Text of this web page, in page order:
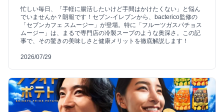
忙しい毎日、「手軽に腸活したいけど手間はかけたくない」と悩ん
でいませんか？朗報です！セブン‐イレブンから、bacterico監修の
「セブンカフェ スムージー」が登場。特に「フルーツガスパチョス
ムージー」は、まるで専門店の冷製スープのような奥深さ。この記
事で、その驚きの美味しさと健康メリットを徹底解説します！
2026/07/29